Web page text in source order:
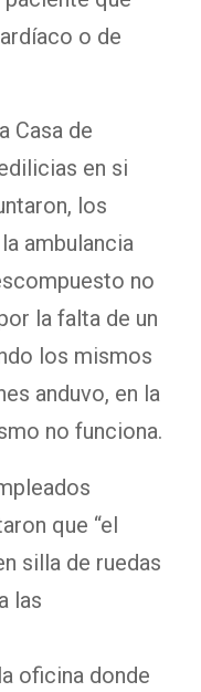
o de
Casa de
en si
los
ambulancia
no
la falta de un
los mismos
anduvo, en la
no funciona.
que “el
silla de ruedas
las
oficina donde